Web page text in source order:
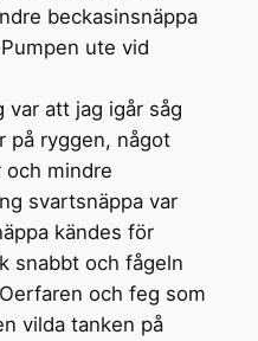
beckasinsnäppa
ute vid
var att jag igår såg
på ryggen, något
och mindre
svartsnäppa var
kändes för
snabbt och fågeln
och feg som
vilda tanken på